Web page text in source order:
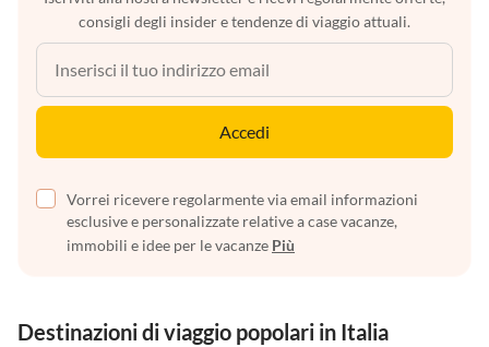
consigli degli insider e tendenze di viaggio attuali.
Accedi
Vorrei ricevere regolarmente via email informazioni
esclusive e personalizzate relative a case vacanze,
immobili e idee per le vacanze Più
Destinazioni di viaggio popolari in Italia